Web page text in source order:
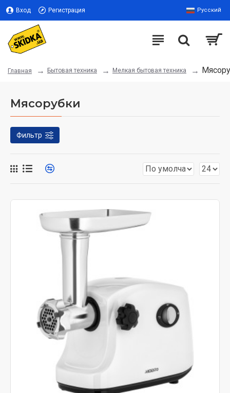
Вход Регистрация Русский
Главная Бытовая техника Мелкая бытовая техника
Мясорубки
Фильтр